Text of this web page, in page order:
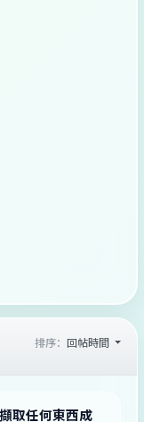
排序： 回帖時間
取任何東西成